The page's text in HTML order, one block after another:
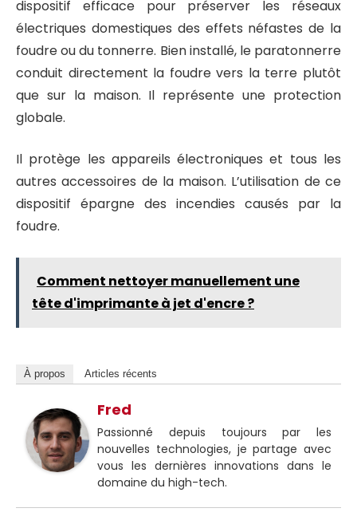
dispositif efficace pour préserver les réseaux
électriques domestiques des effets néfastes de la
foudre ou du tonnerre. Bien installé, le paratonnerre
conduit directement la foudre vers la terre plutôt
que sur la maison. Il représente une protection
globale.
Il protège les appareils électroniques et tous les
autres accessoires de la maison. L’utilisation de ce
dispositif épargne des incendies causés par la
foudre.
Comment nettoyer manuellement une
tête d'imprimante à jet d'encre ?
À propos Articles récents
Fred
Passionné depuis toujours par les
nouvelles technologies, je partage avec
vous les dernières innovations dans le
domaine du high-tech.